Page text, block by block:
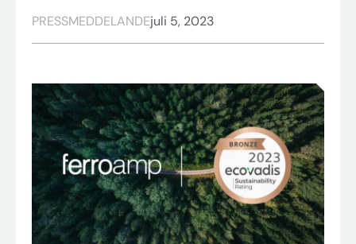
PRESSMEDDELANDEjuli 5, 2023